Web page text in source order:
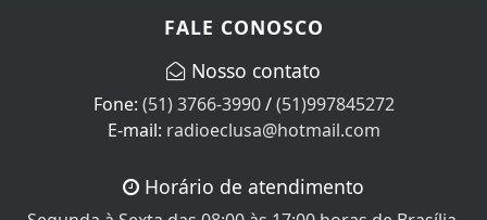
FALE CONOSCO
Nosso contato
Fone: (51) 3766-3990/(51)997845272
E-mail: radioeclusa@hotmail.com
Horário de atendimento